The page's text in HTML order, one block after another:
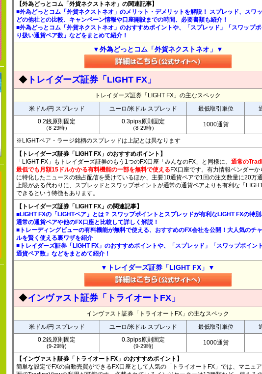
【外為どっとコム「外貨ネクストネオ」の関連記事】
■外為どっとコム「外貨ネクストネオ」のメリット・デメリットを解説！ スプレッド、スワ
どの他社との比較、キャンペーン情報や口座開設までの時間、必要書類も紹介！
■外為どっとコム「外貨ネクストネオ」のおすすめポイントや、「スプレッド」「スワップ
り扱い通貨ペア数」などをまとめて紹介！
▼外為どっとコム「外貨ネクストネオ」▼
◆ トレイダーズ証券「LIGHT FX」
トレイダーズ証券「LIGHT FX」の主なスペック
米ドル/円 スプレッド
ユーロ/米ドル スプレッド 最低取引単位
0.2銭原則固定
（8-29時）
0.3pips原則固定
（8-29時） 1000通貨
※LIGHTペア・ラージ銘柄のスプレッドは上記とは異なります
【トレイダーズ証券「LIGHT FX」のおすすめポイント】
「LIGHT FX」もトレイダーズ証券のもう1つのFX口座「みんなのFX」と同様に、 通常の
最低でも月額15ドルかかる有料機能の一部を無料で使える FX口座です。有力情報ベンダー
に特化したニュースの独占配信を受けているほか、主要10通貨ペアで1回の注文数量に20万
上限がある代わりに、スプレッドとスワップポイントが通常の通貨ペアよりも有利な「
できるという特徴もあります。
【トレイダーズ証券「LIGHT FX」の関連記事】
■LIGHT FXの「LIGHTペア」とは？ スワップポイントとスプレッドが有利なLIGHT FXの特
通常の通貨ペアや他のFX口座と比較して詳しく解説！
■トレーディングビューの有料機能が無料で使える、おすすめのFX会社を公開！大人気のチ
ルを賢く使える裏ワザを紹介
■トレイダーズ証券「LIGHT FX」のおすすめポイントや、「スプレッド」「スワップポイン
通貨ペア数」などをまとめて紹介！
▼トレイダーズ証券「LIGHT FX」▼
◆インヴァスト証券「トライオートFX」
インヴァスト証券「トライオートFX」の主なスペック
米ドル/円 スプレッド
ユーロ/米ドル スプレッド 最低取引単位
0.2銭原則固定
(9-29時)
0.3pips原則固定
(9-29時) 1000通貨
【インヴァスト証券「トライオートFX」のおすすめポイント】
簡単な設定でFXの自動売買ができるFX口座として人気の「トライオートFX」では、マニュ